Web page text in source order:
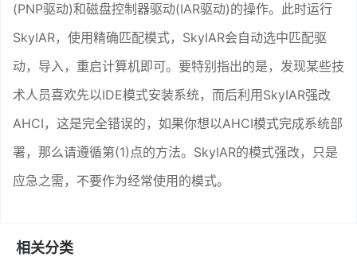
(PNP驱动)和磁盘控制器驱动(IAR驱动)的操作。此时运行
SkyIAR，使用精确匹配模式，SkyIAR会自动选中匹配驱
动，导入，重启计算机即可。要特别指出的是，发现某些技
术人员喜欢先以IDE模式安装系统，而后利用SkyIAR强改
AHCI，这是完全错误的，如果你想以AHCI模式完成系统部
署，那么请遵循第(1)点的方法。SkyIAR的模式强改，只是
应急之需，不要作为经常使用的模式。
相关分类